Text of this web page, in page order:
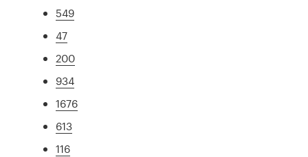
549
47
200
934
1676
613
116